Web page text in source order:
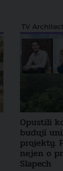
TV
Opustili
budují
projekty.
nejen o
Slapech